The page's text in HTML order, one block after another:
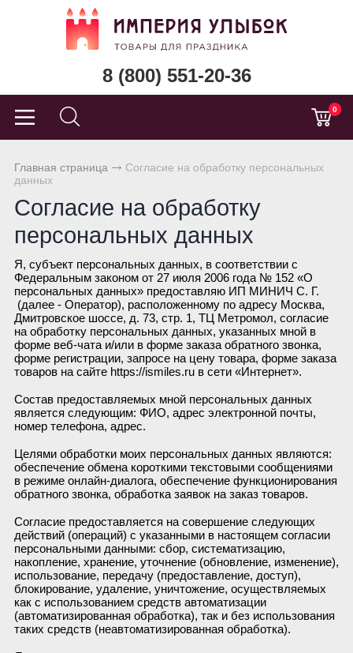
8 (800) 551-20-36
0
Главная страница
Согласие на обработку персональных
данных
Согласие на обработку
персональных данных
Я, субъект персональных данных, в соответствии с
Федеральным законом от 27 июля 2006 года № 152 «О
персональных данных» предоставляю ИП МИНИЧ С. Г.
(далее - Оператор), расположенному по адресу Москва,
Дмитровское шоссе, д. 73, стр. 1, ТЦ Метромол, согласие
на обработку персональных данных, указанных мной в
форме веб-чата и/или в форме заказа обратного звонка,
форме регистрации, запросе на цену товара, форме заказа
товаров на сайте https://ismiles.ru в сети «Интернет».
Состав предоставляемых мной персональных данных
является следующим: ФИО, адрес электронной почты,
номер телефона, адрес.
Целями обработки моих персональных данных являются:
обеспечение обмена короткими текстовыми сообщениями
в режиме онлайн-диалога, обеспечение функционирования
обратного звонка, обработка заявок на заказ товаров.
Согласие предоставляется на совершение следующих
действий (операций) с указанными в настоящем согласии
персональными данными: сбор, систематизацию,
накопление, хранение, уточнение (обновление, изменение),
использование, передачу (предоставление, доступ),
блокирование, удаление, уничтожение, осуществляемых
как с использованием средств автоматизации
(автоматизированная обработка), так и без использования
таких средств (неавтоматизированная обработка).